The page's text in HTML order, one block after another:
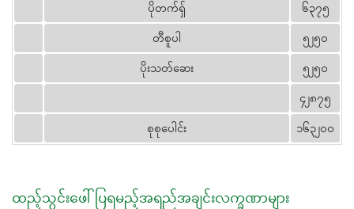
ပိုတက်ရှ် ၆၃၇၅
တီစူပါ ၅၂၅၀
ပိုးသတ်ဆေး ၅၂၅၀
၄၂၈၇၅
စုစုပေါင်း ၁၆၃၂၀၀
ထည့်သွင်းဖေါ်ပြရမည့်အရည်အချင်းလက္ခဏာများ